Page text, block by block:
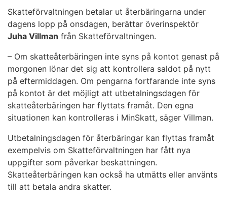
Skatteförvaltningen betalar ut återbäringarna under
dagens lopp på onsdagen, berättar överinspektör
Juha Villman från Skatteförvaltningen.
– Om skatteåterbäringen inte syns på kontot genast på
morgonen lönar det sig att kontrollera saldot på nytt
på eftermiddagen. Om pengarna fortfarande inte syns
på kontot är det möjligt att utbetalningsdagen för
skatteåterbäringen har flyttats framåt. Den egna
situationen kan kontrolleras i MinSkatt, säger Villman.
Utbetalningsdagen för återbäringar kan flyttas framåt
exempelvis om Skatteförvaltningen har fått nya
uppgifter som påverkar beskattningen.
Skatteåterbäringen kan också ha utmätts eller använts
till att betala andra skatter.